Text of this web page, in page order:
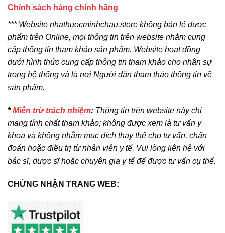
Chính sách hàng chính hãng
*** Website nhathuocminhchau.store không bán lẻ dược
phẩm trên Online, mọi thông tin trên website nhằm cung
cấp thông tin tham khảo sản phẩm. Website hoạt đồng
dưới hình thức cung cấp thông tin tham khảo cho nhân sự
trong hệ thống và là nơi Người dân tham thảo thông tin về
sản phẩm.
*Miễn trừ trách nhiệm: Thông tin trên website này chỉ
mang tính chất tham khảo; không được xem là tư vấn y
khoa và không nhằm mục đích thay thế cho tư vấn, chẩn
đoán hoặc điều trị từ nhân viên y tế. Vui lòng liên hệ với
bác sĩ, dược sĩ hoặc chuyên gia y tế để được tư vấn cụ thể.
CHỨNG NHẬN TRANG WEB: